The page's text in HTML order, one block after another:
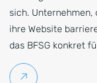
sich. Unternehmen,
ihre Website
das BFSG konkret
Weiterlesen